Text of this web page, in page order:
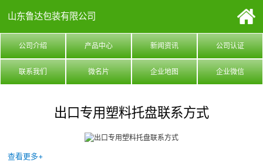
山东鲁达包装有限公司
公司介绍 产品中心 新闻资讯 公司认证
联系我们 微名片 企业地图 企业微信
出口专用塑料托盘联系方式
查看更多+